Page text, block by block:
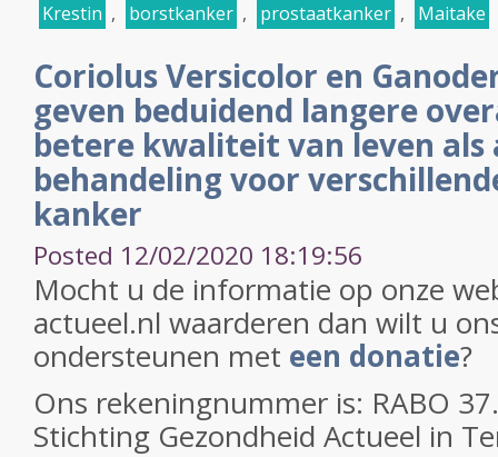
Krestin , borstkanker , prostaatkanker , Maitake
Coriolus Versicolor en
geven beduidend langere
betere kwaliteit van leven als
behandeling voor
kanker
Posted 12/02/2020 18:19:56
Mocht u de informatie op onze
actueel.nl waarderen dan wilt u
ondersteunen met een donatie?
Ons rekeningnummer is: RABO
Stichting Gezondheid Actueel in